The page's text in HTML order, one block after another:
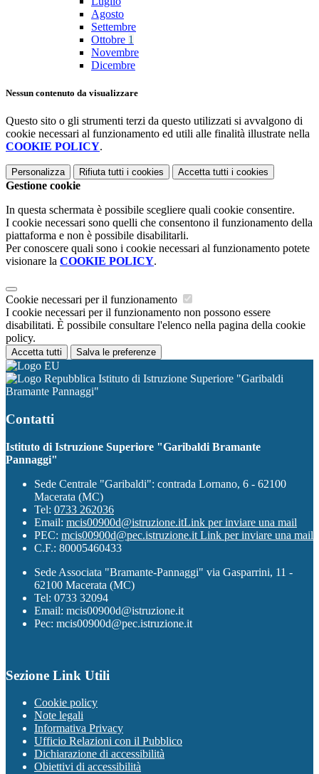
Agosto
Settembre
Ottobre 1
Novembre
Dicembre
Nessun contenuto da visualizzare
Questo sito o gli strumenti terzi da questo utilizzati si avvalgono di
cookie necessari al funzionamento ed utili alle finalità illustrate nella
COOKIE POLICY.
Personalizza Rifiuta tutti i cookies Accetta tutti i cookies
Gestione cookie
In questa schermata è possibile scegliere quali cookie consentire.
I cookie necessari sono quelli che consentono il funzionamento della
piattaforma e non è possibile disabilitarli.
Per conoscere quali sono i cookie necessari al funzionamento potete
visionare la COOKIE POLICY.
Cookie necessari per il funzionamento
I cookie necessari per il funzionamento non possono essere
disabilitati. È possibile consultare l'elenco nella pagina della cookie
policy.
Accetta tutti Salva le preferenze
Istituto di Istruzione Superiore "Garibaldi
Bramante Pannaggi"
Contatti
Istituto di Istruzione Superiore "Garibaldi Bramante
Pannaggi"
Sede Centrale "Garibaldi": contrada Lornano, 6 - 62100
Macerata (MC)
Tel: 0733 262036
Email: mcis00900d@istruzione.itLink per inviare una mail
PEC: mcis00900d@pec.istruzione.it Link per inviare una mail
C.F.: 80005460433
Sede Associata "Bramante-Pannaggi" via Gasparrini, 11 -
62100 Macerata (MC)
Tel: 0733 32094
Email: mcis00900d@istruzione.it
Pec: mcis00900d@pec.istruzione.it
Sezione Link Utili
Cookie policy
Note legali
Informativa Privacy
Ufficio Relazioni con il Pubblico
Dichiarazione di accessibilità
Obiettivi di accessibilità